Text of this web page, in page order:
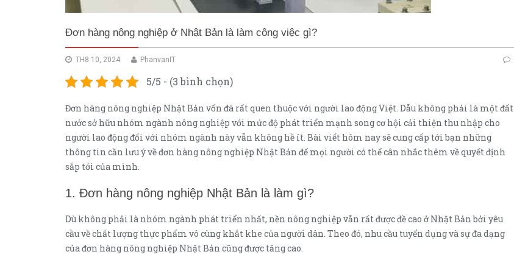
Đơn hàng nông nghiệp ở Nhật Bản là làm công việc gì?
TH8 10, 2024 PhanvanIT
5/5 - (3 bình chọn)
Đơn hàng nông nghiệp Nhật Bản vốn đã rất quen thuộc với người lao động Việt. Dẫu không phải là một đất
nước sở hữu nhóm ngành nông nghiệp với mức độ phát triển mạnh song cơ hội cải thiện thu nhập cho
người lao động đối với nhóm ngành này vẫn không hề ít. Bài viết hôm nay sẽ cung cấp tới bạn những
thông tin cần lưu ý về đơn hàng nông nghiệp Nhật Bản để mọi người có thể cân nhắc thêm về quyết định
sắp tới của mình.
1. Đơn hàng nông nghiệp Nhật Bản là làm gì?
Dù không phải là nhóm ngành phát triển nhất, nền nông nghiệp vẫn rất được đề cao ở Nhật Bản bởi yêu
cầu về chất lượng thực phẩm vô cùng khắt khe của người dân. Theo đó, nhu cầu tuyển dụng và sự đa dạng
của đơn hàng nông nghiệp Nhật Bản cũng được tăng cao.